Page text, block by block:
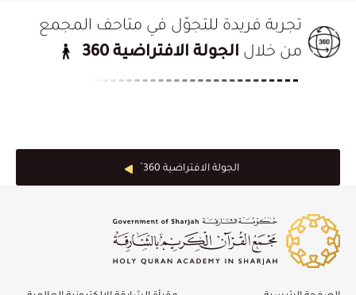
تجربة فريدة للتجوّل في متاحف المجمع
من خلال الجولة الافتراضية 360
الجولة الافتراضية 360 ْ